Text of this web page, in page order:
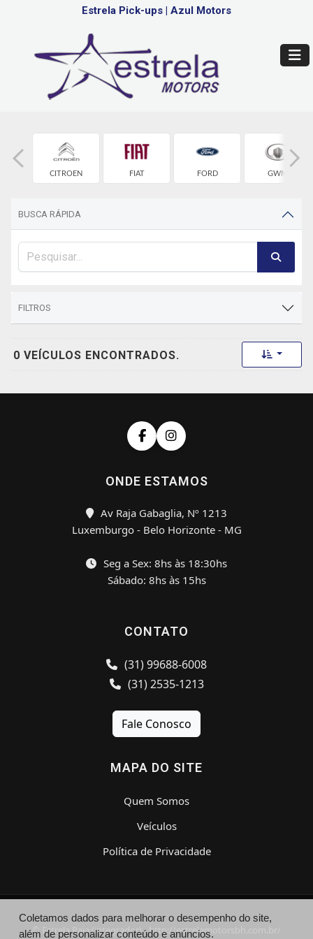
Estrela Pick-ups | Azul Motors
CITROEN FIAT FORD GWM
BUSCA RÁPIDA
FILTROS
0 VEÍCULOS ENCONTRADOS. Toggle
ONDE ESTAMOS
Av Raja Gabaglia, Nº 1213
Luxemburgo - Belo Horizonte - MG
Seg a Sex: 8hs às 18:30hs
Sábado: 8hs às 15hs
CONTATO
(31) 99688-6008
(31) 2535-1213
Fale Conosco
MAPA DO SITE
Quem Somos
Veículos
Política de Privacidade
© Estrela Raja (integrador) - http://estrelamotorsbh.com.br/
Coletamos dados para melhorar o desempenho do site,
além de personalizar conteúdo e anúncios.